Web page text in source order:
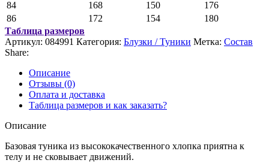
84
168 150
176
86
172 154
180
Таблица размеров
Артикул: 084991 Категория: Блузки / Туники Метка: Состав
Share:
Описание
Отзывы (0)
Оплата и доставка
Таблица размеров и как заказать?
Описание
Базовая туника из высококачественного хлопка приятна к
телу и не сковывает движений.